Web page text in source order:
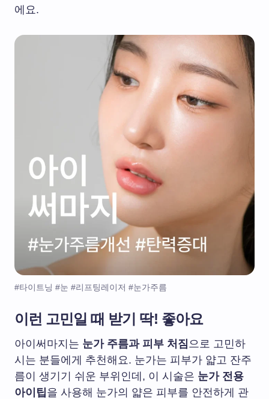
에요.
#타이트닝 #눈 #리프팅레이저 #눈가주름
이런 고민일 때 받기 딱! 좋아요
아이써마지는 눈가 주름과 피부 처짐 으로 고민하
시는 분들에게 추천해요. 눈가는 피부가 얇고 잔주
름이 생기기 쉬운 부위인데, 이 시술은 눈가 전용
아이팁을 사용해 눈가의 얇은 피부를 안전하게 관